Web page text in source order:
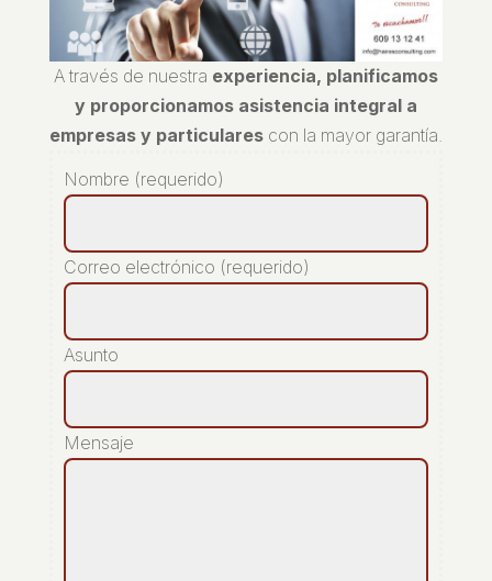
A través de nuestra experiencia, planificamos
y proporcionamos asistencia integral a
empresas y particularescon la mayor garantía.
Nombre (requerido)
Correo electrónico (requerido)
Asunto
Mensaje